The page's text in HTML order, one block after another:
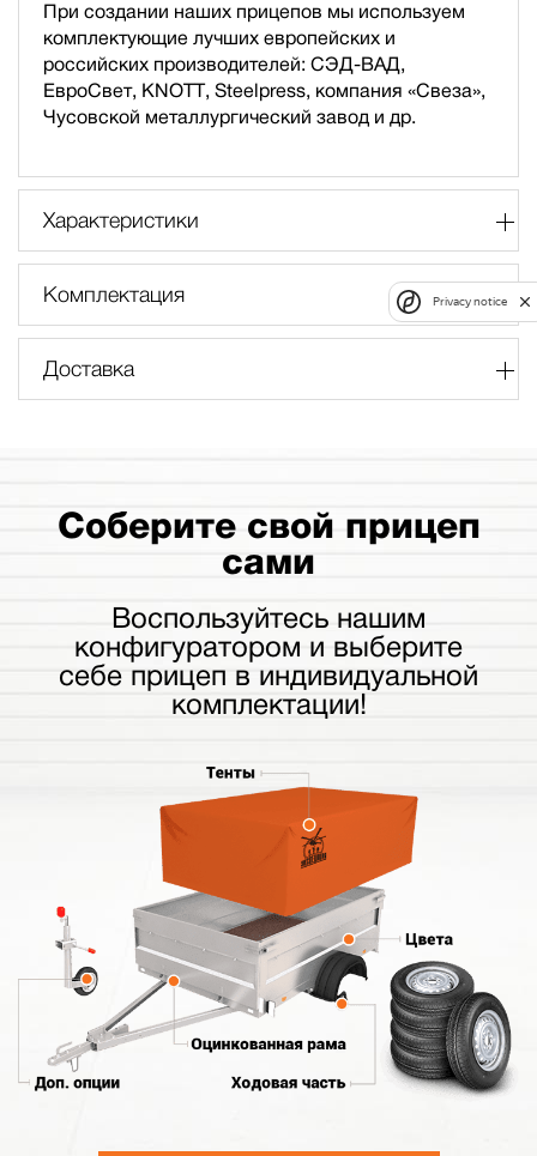
При создании наших прицепов мы используем
комплектующие лучших европейских и
российских производителей: СЭД-ВАД,
ЕвроСвет, KNOTT, Steelpress, компания «Свеза»,
Чусовской металлургический завод и др.
Характеристики
Комплектация
Доставка
Соберите свой прицеп
сами
Воспользуйтесь нашим
конфигуратором и выберите
себе прицеп в индивидуальной
комплектации!
Privacy notice